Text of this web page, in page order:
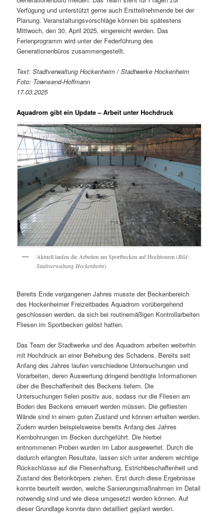
Verfügung und unterstützt gerne auch Erstteilnehmende bei der
Planung. Veranstaltungsvorschläge können bis spätestens
Mittwoch, den 30. April 2025, eingereicht werden. Das
Ferienprogramm wird unter der Federführung des
Generationenbüros zusammengestellt.
Text: Stadtverwaltung Hockenheim / Stadtwerke Hockenheim
Foto: Townsend-Hoffmann
17.03.2025
Aquadrom gibt ein Update – Arbeit unter Hochdruck
Aktuell laufen die Arbeiten am Sportbecken auf Hochtouren (Bild:
Stadtverwaltung Hockenheim)
Bereits Ende vergangenen Jahres musste der Beckenbereich
des Hockenheimer Freizeitbades Aquadrom vorübergehend
geschlossen werden, da sich bei routinemäßigen Kontrollarbeiten
Fliesen im Sportbecken gelöst hatten.
Das Team der Stadtwerke und des Aquadrom arbeiten weiterhin
mit Hochdruck an einer Behebung des Schadens. Bereits seit
Anfang des Jahres laufen verschiedene Untersuchungen und
Vorarbeiten, deren Auswertung dringend benötigte Informationen
über die Beschaffenheit des Beckens liefern. Die
Untersuchungen fielen positiv aus, sodass nur die Fliesen am
Boden des Beckens erneuert werden müssen. Die gefliesten
Wände sind in einem guten Zustand und können erhalten werden.
Zudem wurden beispielsweise bereits Anfang des Jahres
Kernbohrungen im Becken durchgeführt. Die hierbei
entnommenen Proben wurden im Labor ausgewertet. Durch die
dadurch erlangten Resultate, lassen sich unter anderem wichtige
Rückschlüsse auf die Fliesenhaftung, Estrichbeschaffenheit und
Zustand des Betonkörpers ziehen. Erst durch diese Ergebnisse
konnte beurteilt werden, welche Sanierungsmaßnahmen im Detail
notwendig sind und wie diese umgesetzt werden können. Auf
dieser Grundlage konnte dann detailliert geplant werden.